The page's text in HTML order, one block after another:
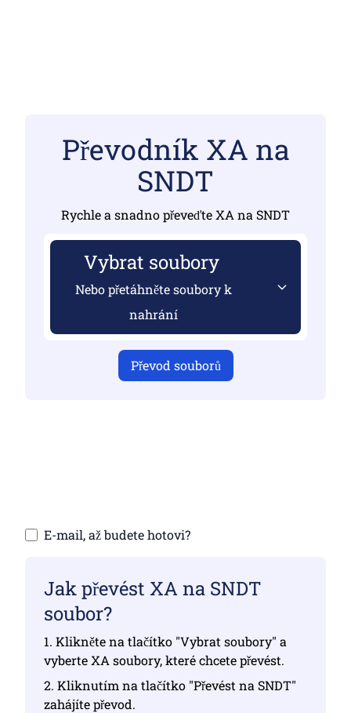
Převodník XA na
SNDT
Rychle a snadno převeďte XA na SNDT
Vybrat soubory
Nebo přetáhněte soubory k
nahrání
Převod souborů
E-mail, až budete hotovi?
Jak převést XA na SNDT
soubor?
1. Klikněte na tlačítko "Vybrat soubory" a
vyberte XA soubory, které chcete převést.
2. Kliknutím na tlačítko "Převést na SNDT"
zahájíte převod.